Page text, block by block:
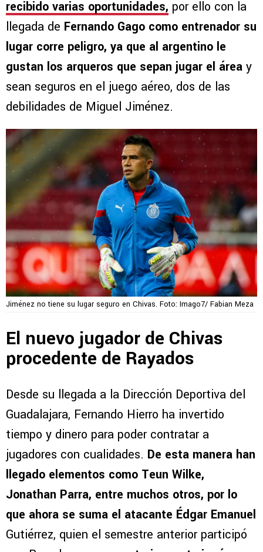
recibido varias oportunidades, por ello con la
llegada de Fernando Gago como entrenador su
lugar corre peligro, ya que al argentino le
gustan los arqueros que sepan jugar el área y
sean seguros en el juego aéreo, dos de las
debilidades de Miguel Jiménez.
Jiménez no tiene su lugar seguro en Chivas. Foto: Imago7/ Fabian Meza
El nuevo jugador de Chivas
procedente de Rayados
Desde su llegada a la Dirección Deportiva del
Guadalajara, Fernando Hierro ha invertido
tiempo y dinero para poder contratar a
jugadores con cualidades. De esta manera han
llegado elementos como Teun Wilke,
Jonathan Parra, entre muchos otros, por lo
que ahora se suma el atacante Édgar Emanuel
Gutiérrez, quien el semestre anterior participó